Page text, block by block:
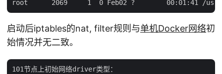
启动后iptables的nat, filter规则与单机Docker网络初
始情况并无二致。
101节点上初始网络driver类型：